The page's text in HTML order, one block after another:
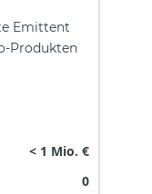
Emittent
Produkten
< 1 Mio. €
0